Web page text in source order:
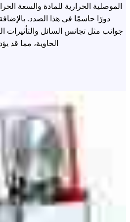
الموصلية الحرارية للمادة والسعة
دورًا حاسمًا في هذا الصدد.
جوانب مثل تجانس السائل والتأثيرات
الحاوية، مما قد